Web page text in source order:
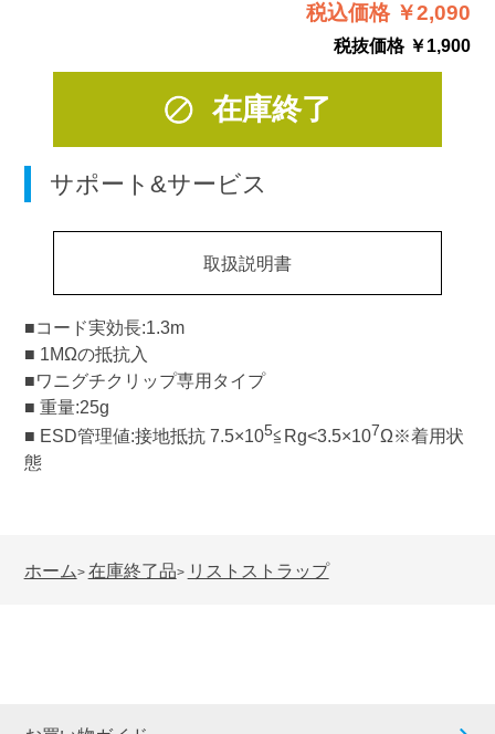
税込価格 ￥2,090
税抜価格 ￥1,900
在庫終了
サポート&サービス
取扱説明書
■コード実効長:1.3m
■ 1MΩの抵抗入
■ワニグチクリップ専用タイプ
■ 重量:25g
■ ESD管理値:接地抵抗 7.5×105≦Rg<3.5×107Ω※着用状
態
ホーム> 在庫終了品> リストストラップ